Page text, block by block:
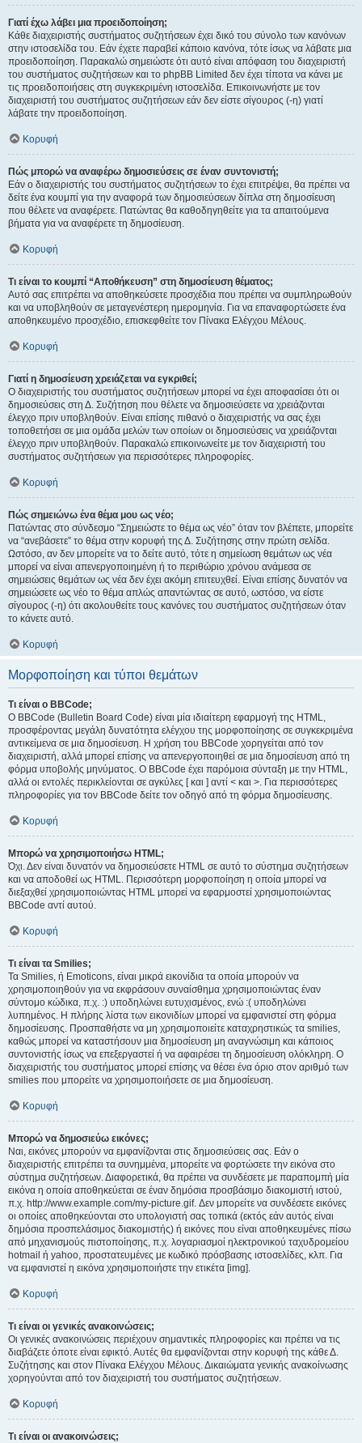
Γιατί έχω λάβει μια προειδοποίηση;
Κάθε διαχειριστής συστήματος συζητήσεων έχει δικό του σύνολο των κανόνων
στην ιστοσελίδα του. Εάν έχετε παραβεί κάποιο κανόνα, τότε ίσως να λάβατε μια
προειδοποίηση. Παρακαλώ σημειώστε ότι αυτό είναι απόφαση του διαχειριστή
του συστήματος συζητήσεων και το phpBB Limited δεν έχει τίποτα να κάνει με
τις προειδοποιήσεις στη συγκεκριμένη ιστοσελίδα. Επικοινωνήστε με τον
διαχειριστή του συστήματος συζητήσεων εάν δεν είστε σίγουρος (-η) γιατί
λάβατε την προειδοποίηση.
Κορυφή
Πώς μπορώ να αναφέρω δημοσιεύσεις σε έναν συντονιστή;
Εάν ο διαχειριστής του συστήματος συζητήσεων το έχει επιτρέψει, θα πρέπει να
δείτε ένα κουμπί για την αναφορά των δημοσιεύσεων δίπλα στη δημοσίευση
που θέλετε να αναφέρετε. Πατώντας θα καθοδηγηθείτε για τα απαιτούμενα
βήματα για να αναφέρετε τη δημοσίευση.
Κορυφή
Τι είναι το κουμπί “Αποθήκευση” στη δημοσίευση θέματος;
Αυτό σας επιτρέπει να αποθηκεύσετε προσχέδια που πρέπει να συμπληρωθούν
και να υποβληθούν σε μεταγενέστερη ημερομηνία. Για να επαναφορτώσετε ένα
αποθηκευμένο προσχέδιο, επισκεφθείτε τον Πίνακα Ελέγχου Μέλους.
Κορυφή
Γιατί η δημοσίευση χρειάζεται να εγκριθεί;
Ο διαχειριστής του συστήματος συζητήσεων μπορεί να έχει αποφασίσει ότι οι
δημοσιεύσεις στη Δ. Συζήτηση που θέλετε να δημοσιεύσετε να χρειάζονται
έλεγχο πριν υποβληθούν. Είναι επίσης πιθανό ο διαχειριστής να σας έχει
τοποθετήσει σε μια ομάδα μελών των οποίων οι δημοσιεύσεις να χρειάζονται
έλεγχο πριν υποβληθούν. Παρακαλώ επικοινωνείτε με τον διαχειριστή του
συστήματος συζητήσεων για περισσότερες πληροφορίες.
Κορυφή
Πώς σημειώνω ένα θέμα μου ως νέο;
Πατώντας στο σύνδεσμο “Σημειώστε το θέμα ως νέο” όταν τον βλέπετε, μπορείτε
να “ανεβάσετε” το θέμα στην κορυφή της Δ. Συζήτησης στην πρώτη σελίδα.
Ωστόσο, αν δεν μπορείτε να το δείτε αυτό, τότε η σημείωση θεμάτων ως νέα
μπορεί να είναι απενεργοποιημένη ή το περιθώριο χρόνου ανάμεσα σε
σημειώσεις θεμάτων ως νέα δεν έχει ακόμη επιτευχθεί. Είναι επίσης δυνατόν να
σημειώσετε ως νέο το θέμα απλώς απαντώντας σε αυτό, ωστόσο, να είστε
σίγουρος (-η) ότι ακολουθείτε τους κανόνες του συστήματος συζητήσεων όταν
το κάνετε αυτό.
Κορυφή
Μορφοποίηση και τύποι θεμάτων
Τι είναι ο BBCode;
Ο BBCode (Bulletin Board Code) είναι μία ιδιαίτερη εφαρμογή της HTML,
προσφέροντας μεγάλη δυνατότητα ελέγχου της μορφοποίησης σε συγκεκριμένα
αντικείμενα σε μια δημοσίευση. Η χρήση του BBCode χορηγείται από τον
διαχειριστή, αλλά μπορεί επίσης να απενεργοποιηθεί σε μια δημοσίευση από τη
φόρμα υποβολής μηνύματος. Ο BBCode έχει παρόμοια σύνταξη με την HTML,
αλλά οι εντολές περικλείονται σε αγκύλες [ και ] αντί < και >. Για περισσότερες
πληροφορίες για τον BBCode δείτε τον οδηγό από τη φόρμα δημοσίευσης.
Κορυφή
Μπορώ να χρησιμοποιήσω HTML;
Όχι. Δεν είναι δυνατόν να δημοσιεύσετε HTML σε αυτό το σύστημα συζητήσεων
και να αποδοθεί ως HTML. Περισσότερη μορφοποίηση η οποία μπορεί να
διεξαχθεί χρησιμοποιώντας HTML μπορεί να εφαρμοστεί χρησιμοποιώντας
BBCode αντί αυτού.
Κορυφή
Τι είναι τα Smilies;
Τα Smilies, ή Emoticons, είναι μικρά εικονίδια τα οποία μπορούν να
χρησιμοποιηθούν για να εκφράσουν συναίσθημα χρησιμοποιώντας έναν
σύντομο κώδικα, π.χ. :) υποδηλώνει ευτυχισμένος, ενώ :( υποδηλώνει
λυπημένος. Η πλήρης λίστα των εικονιδίων μπορεί να εμφανιστεί στη φόρμα
δημοσίευσης. Προσπαθήστε να μη χρησιμοποιείτε καταχρηστικώς τα smilies,
καθώς μπορεί να καταστήσουν μια δημοσίευση μη αναγνώσιμη και κάποιος
συντονιστής ίσως να επεξεργαστεί ή να αφαιρέσει τη δημοσίευση ολόκληρη. Ο
διαχειριστής του συστήματος μπορεί επίσης να θέσει ένα όριο στον αριθμό των
smilies που μπορείτε να χρησιμοποιήσετε σε μια δημοσίευση.
Κορυφή
Μπορώ να δημοσιεύω εικόνες;
Ναι, εικόνες μπορούν να εμφανίζονται στις δημοσιεύσεις σας. Εάν ο
διαχειριστής επιτρέπει τα συνημμένα, μπορείτε να φορτώσετε την εικόνα στο
σύστημα συζητήσεων. Διαφορετικά, θα πρέπει να συνδέσετε με παραπομπή μία
εικόνα η οποία αποθηκεύεται σε έναν δημόσια προσβάσιμο διακομιστή ιστού,
π.χ. http://www.example.com/my-picture.gif. Δεν μπορείτε να συνδέσετε εικόνες
οι οποίες αποθηκεύονται στο υπολογιστή σας τοπικά (εκτός εάν αυτός είναι
δημόσια προσπελάσιμος διακομιστής) ή εικόνες που είναι αποθηκευμένες πίσω
από μηχανισμούς πιστοποίησης, π.χ. λογαριασμοί ηλεκτρονικού ταχυδρομείου
hotmail ή yahoo, προστατευμένες με κωδικό πρόσβασης ιστοσελίδες, κλπ. Για
να εμφανιστεί η εικόνα χρησιμοποιήστε την ετικέτα [img].
Κορυφή
Τι είναι οι γενικές ανακοινώσεις;
Οι γενικές ανακοινώσεις περιέχουν σημαντικές πληροφορίες και πρέπει να τις
διαβάζετε όποτε είναι εφικτό. Αυτές θα εμφανίζονται στην κορυφή της κάθε Δ.
Συζήτησης και στον Πίνακα Ελέγχου Μέλους. Δικαιώματα γενικής ανακοίνωσης
χορηγούνται από τον διαχειριστή του συστήματος συζητήσεων.
Κορυφή
Τι είναι οι ανακοινώσεις;